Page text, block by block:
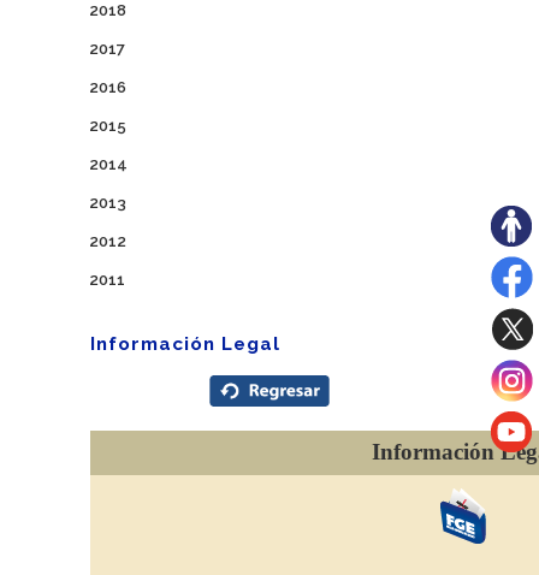
2018
2017
2016
2015
2014
2013
2012
2011
Información Legal
Información